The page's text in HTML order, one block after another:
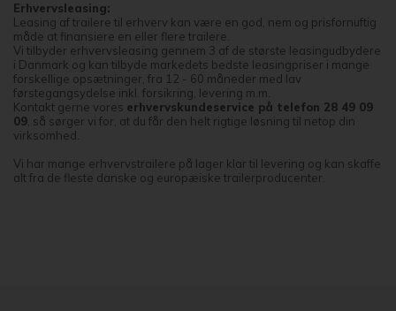
Erhvervsleasing:
Leasing af trailere til erhverv kan være en god, nem og prisfornuftig
måde at finansiere en eller flere trailere.
Vi tilbyder erhvervsleasing gennem 3 af de største leasingudbydere
i Danmark og kan tilbyde markedets bedste leasingpriser i mange
forskellige opsætninger, fra 12 - 60 måneder med lav
førstegangsydelse inkl. forsikring, levering m.m.
Kontakt gerne vores erhvervskundeservice på telefon 28 49 09
09 , så sørger vi for, at du får den helt rigtige løsning til netop din
virksomhed.
Vi har mange erhvervstrailere på lager klar til levering og kan skaffe
alt fra de fleste danske og europæiske trailerproducenter.